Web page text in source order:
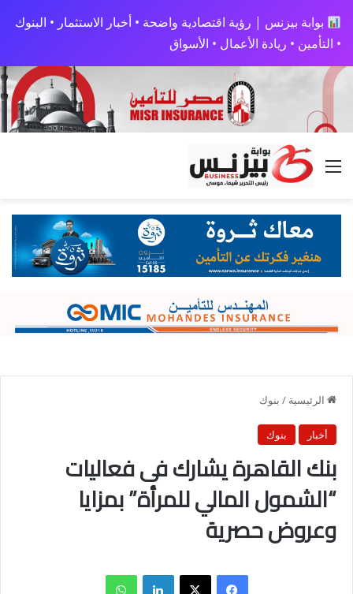
بوابة بيزنس | رؤية اقتصادية واضحة • أخبار الاستثمار • البنوك
• التأمين • ريادة الأعمال • الأسواق
القائمة
الرئيسية / بنوك
أخبار بنوك
بنك القاهرة يشارك فى فعاليات
“الشمول المالي للمرأة” بمزايا
وعروض حصرية
فيسبوك X لينكدإن